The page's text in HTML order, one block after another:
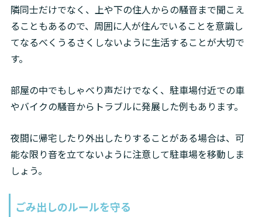
隣同士だけでなく、上や下の住人からの騒音まで聞こえ
ることもあるので、周囲に人が住んでいることを意識し
てなるべくうるさくしないように生活することが大切で
す。
部屋の中でもしゃべり声だけでなく、駐車場付近での車
やバイクの騒音からトラブルに発展した例もあります。
夜間に帰宅したり外出したりすることがある場合は、可
能な限り音を立てないように注意して駐車場を移動しま
しょう。
ごみ出しのルールを守る